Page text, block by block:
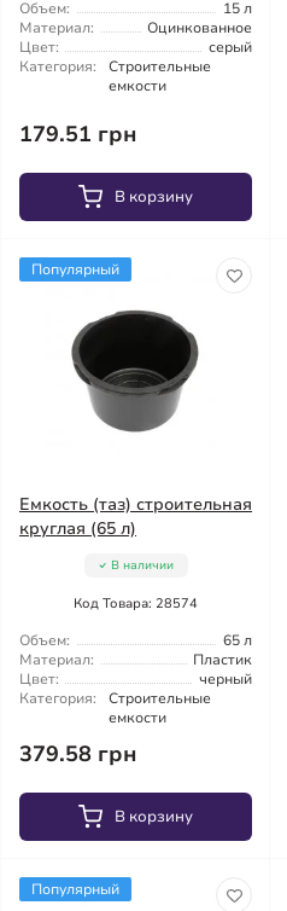
Объем:
15 л
Материал:
Оцинкованное
Цвет:
серый
Категория:
Строительные
емкости
179.51 грн
В корзину
Популярный
Емкость (таз) строительная
круглая (65 л)
В наличии
Код Товара: 28574
Объем:
65 л
Материал:
Пластик
Цвет:
черный
Категория:
Строительные
емкости
379.58 грн
В корзину
Популярный